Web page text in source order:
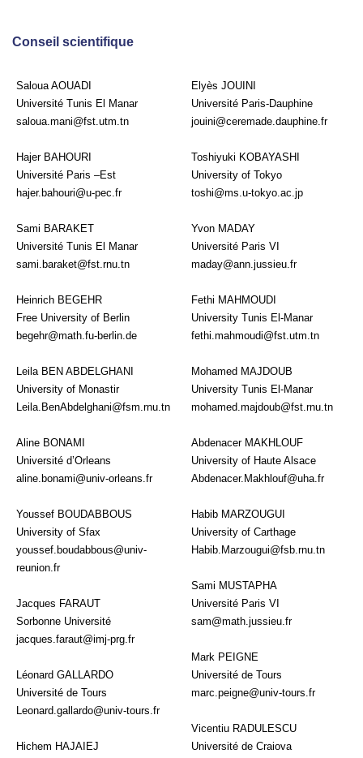
Conseil scientifique
Saloua AOUADI
Université Tunis El Manar
saloua.mani@fst.utm.tn
Hajer BAHOURI
Université Paris –Est
hajer.bahouri@u-pec.fr
Sami BARAKET
Université Tunis El Manar
sami.baraket@fst.rnu.tn
Heinrich BEGEHR
Free University of Berlin
begehr@math.fu-berlin.de
Leila BEN ABDELGHANI
University of Monastir
Leila.BenAbdelghani@fsm.rnu.tn
Aline BONAMI
Université d’Orleans
aline.bonami@univ-orleans.fr
Youssef BOUDABBOUS
University of Sfax
youssef.boudabbous@univ-
reunion.fr
Jacques FARAUT
Sorbonne Université
jacques.faraut@imj-prg.fr
Léonard GALLARDO
Université de Tours
Leonard.gallardo@univ-tours.fr
Hichem HAJAIEJ
Elyès JOUINI
Université Paris-Dauphine
jouini@ceremade.dauphine.fr
Toshiyuki KOBAYASHI
University of Tokyo
toshi@ms.u-tokyo.ac.jp
Yvon MADAY
Université Paris VI
maday@ann.jussieu.fr
Fethi MAHMOUDI
University Tunis El-Manar
fethi.mahmoudi@fst.utm.tn
Mohamed MAJDOUB
University Tunis El-Manar
mohamed.majdoub@fst.rnu.tn
Abdenacer MAKHLOUF
University of Haute Alsace
Abdenacer.Makhlouf@uha.fr
Habib MARZOUGUI
University of Carthage
Habib.Marzougui@fsb.rnu.tn
Sami MUSTAPHA
Université Paris VI
sam@math.jussieu.fr
Mark PEIGNE
Université de Tours
marc.peigne@univ-tours.fr
Vicentiu RADULESCU
Université de Craiova